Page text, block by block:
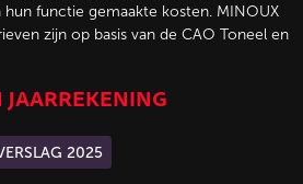
functie gemaakte kosten. MINOUX
zijn op basis van de CAO Toneel en
JAARREKENING
2025